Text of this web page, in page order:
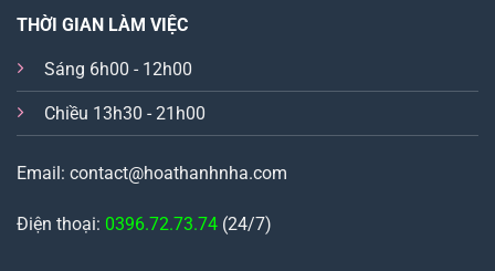
THỜI GIAN LÀM VIỆC
Sáng 6h00 - 12h00
Chiều 13h30 - 21h00
Email: contact@hoathanhnha.com
Điện thoại: 0396.72.73.74 (24/7)